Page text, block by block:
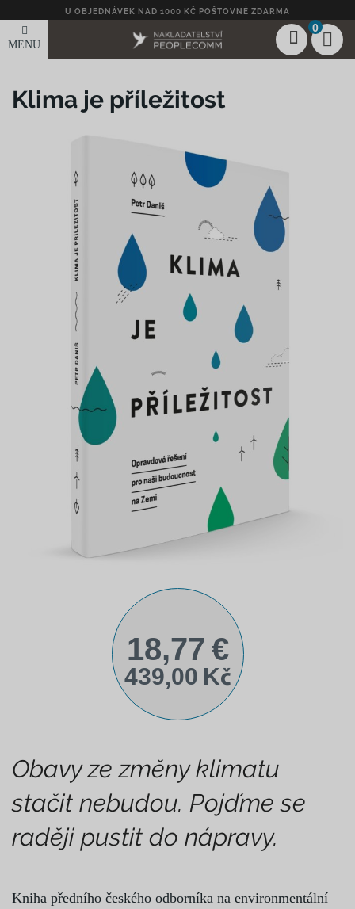
U OBJEDNÁVEK NAD 1000 KČ POŠTOVNÉ ZDARMA
MENU
0
Klima je příležitost
18,77 €
439,00 Kč
Obavy ze změny klimatu
stačit nebudou. Pojďme se
raději pustit do nápravy.
Kniha předního českého odborníka na environmentální